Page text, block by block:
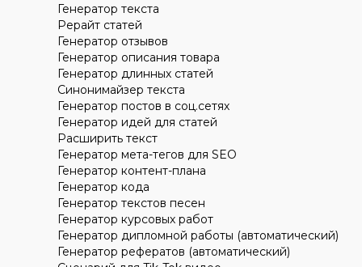
Генератор текста
Рерайт статей
Генератор отзывов
Генератор описания товара
Генератор длинных статей
Синонимайзер текста
Генератор постов в соц.сетях
Генератор идей для статей
Расширить текст
Генератор мета-тегов для SEO
Генератор контент-плана
Генератор кода
Генератор текстов песен
Генератор курсовых работ
Генератор дипломной работы (автоматический)
Генератор рефератов (автоматический)